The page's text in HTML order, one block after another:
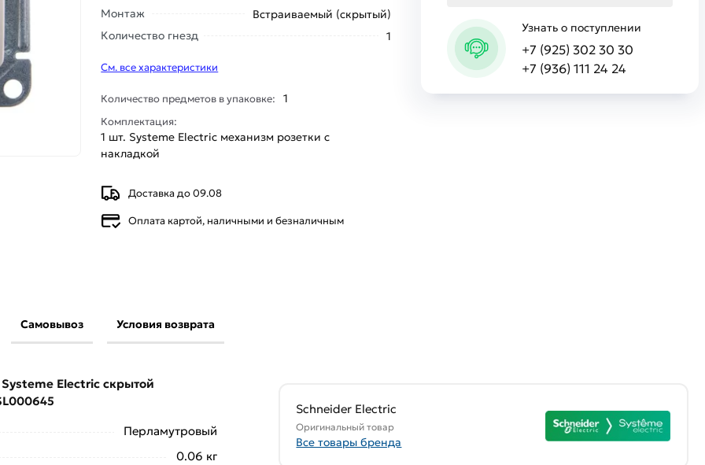
Монтаж
Встраиваемый (скрытый)
Количество гнезд
1
См. все характеристики
Количество предметов в упаковке: 1
Комплектация:
1 шт. Systeme Electric механизм розетки с
накладкой
Доставка до 09.08
Оплата картой, наличными и безналичным
Узнать о поступлении
+7 (925) 302 30 30
+7 (936) 111 24 24
Самовывоз Условия возврата
с Вами для согласования условий
Electric скрытой
Перламутровый
0.06 кг
Schneider Electric
Оригинальный товар
Все товары бренда